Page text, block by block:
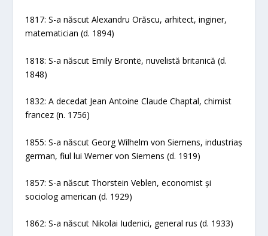
1817: S-a născut Alexandru Orăscu, arhitect, inginer,
matematician (d. 1894)
1818: S-a născut Emily Brontë, nuvelistă britanică (d.
1848)
1832: A decedat Jean Antoine Claude Chaptal, chimist
francez (n. 1756)
1855: S-a născut Georg Wilhelm von Siemens, industriaș
german, fiul lui Werner von Siemens (d. 1919)
1857: S-a născut Thorstein Veblen, economist și
sociolog american (d. 1929)
1862: S-a născut Nikolai Iudenici, general rus (d. 1933)